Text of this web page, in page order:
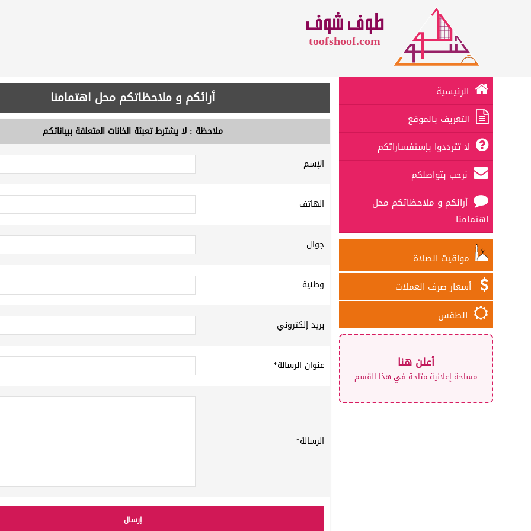
طوف شوف
toofshoof.com
الرئيسية
التعريف بالموقع
لا تترددوا بإستفساراتكم
نرحب بتواصلكم
أرائكم و ملاحظاتكم محل
اهتمامنا
مواقيت الصلاة
أسعار صرف العملات
الطقس
أعلن هنا
مساحة إعلانية متاحة في هذا القسم
أرائكم و ملاحظاتكم محل اهتمامنا
ملاحظة : لا يشترط تعبئة الخانات المتعلقة ببياناتكم
الإسم
الهاتف
جوال
وطنية
بريد إلكتروني
عنوان الرسالة*
الرسالة*